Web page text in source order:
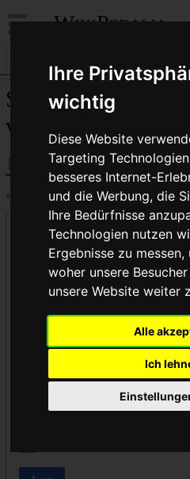
Ihre
wichtig
Diese Website
Targeting
besseres Internet-
und die Werbung, die
Ihre Bedürfnisse
Technologien nutzen
Ergebnisse zu
woher unsere
unsere Website weiter
Alle
Ich
WikiPedalia
Seiten, die auf „CX“
verlinken
←
Links auf diese Seite
Seite:
Vorlageneinbindungen
Links ausblenden